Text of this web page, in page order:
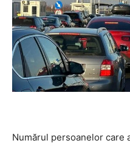
Numărul persoanelor care